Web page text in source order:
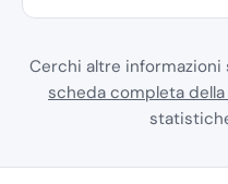
Cerchi altre informazioni
scheda completa